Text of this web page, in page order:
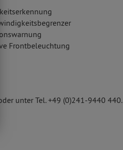
Frontbeleuchtung
unter Tel. +49 (0)241-9440 440.